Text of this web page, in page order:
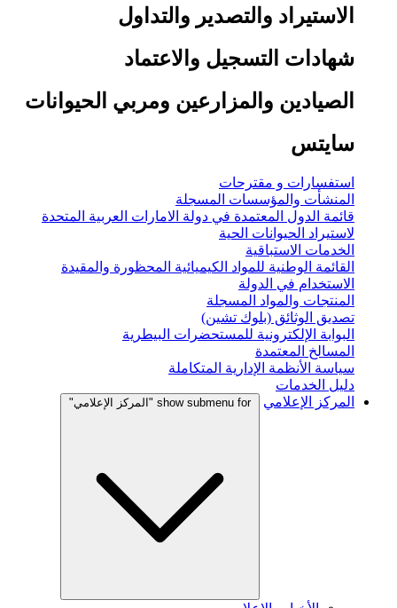
الاستيراد والتصدير والتداول
شهادات التسجيل والاعتماد
الصيادين والمزارعين ومربي الحيوانات
سايتس
استفسارات و مقترحات
المنشأت والمؤسسات المسجلة
قائمة الدول المعتمدة في دولة الامارات العربية المتحدة
لاستيراد الحيوانات الحية
الخدمات الاستباقية
القائمة الوطنية للمواد الكيميائية المحظورة والمقيدة
الاستخدام في الدولة
المنتجات والمواد المسجلة
تصديق الوثائق (بلوك تشين)
البوابة الإلكترونية للمستحضرات البيطرية
المسالخ المعتمدة
سياسة الأنظمة الإدارية المتكاملة
دليل الخدمات
المركز الإعلامي
show submenu for "المركز الإعلامي"